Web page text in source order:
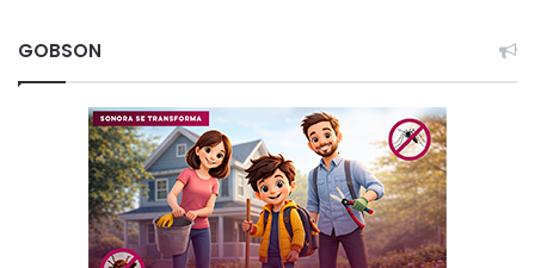
GOBSON